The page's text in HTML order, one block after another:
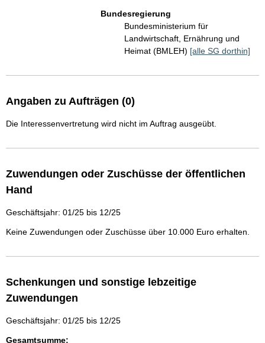
Bundesregierung
Bundesministerium für
Landwirtschaft, Ernährung und
Heimat (BMLEH) [alle SG dorthin]
Angaben zu Aufträgen (0)
Die Interessenvertretung wird nicht im Auftrag ausgeübt.
Zuwendungen oder Zuschüsse der öffentlichen
Hand
Geschäftsjahr: 01/25 bis 12/25
Keine Zuwendungen oder Zuschüsse über 10.000 Euro erhalten.
Schenkungen und sonstige lebzeitige
Zuwendungen
Geschäftsjahr: 01/25 bis 12/25
Gesamtsumme: